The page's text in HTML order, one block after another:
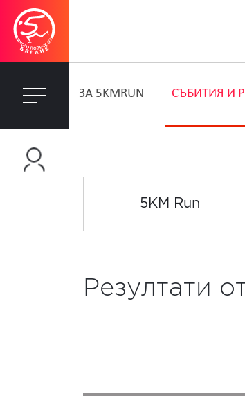
ЗA 5KMRUN СЪБИТИЯ И
5KM Run
Резултати